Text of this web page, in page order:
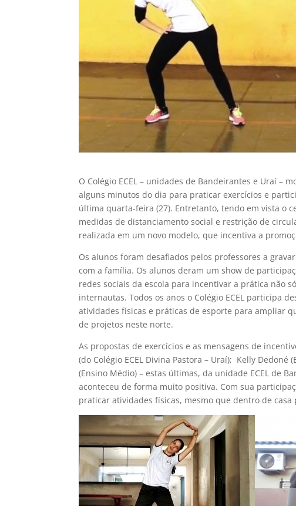
O Colégio ECEL – unidades de Bandeirantes e Uraí –
alguns minutos do dia para praticar exercícios e
última quarta-feira (27). Entretanto, tendo em vista o
medidas de distanciamento social e restrição de
realizada em um novo modelo, que incentiva a
Os alunos foram desafiados pelos professores a
com a família. Os alunos deram um show de
redes sociais da escola para incentivar a prática não
internautas. Todos os anos o Colégio ECEL participa
atividades físicas e práticas de esporte para ampliar
de projetos neste norte.
As propostas de exercícios e as mensagens de
(do Colégio ECEL Divina Pastora – Uraí); Kelly
(Ensino Médio) – estas últimas, da unidade ECEL de
aconteceu de forma muito positiva. Com sua
praticar atividades físicas, mesmo que dentro de casa